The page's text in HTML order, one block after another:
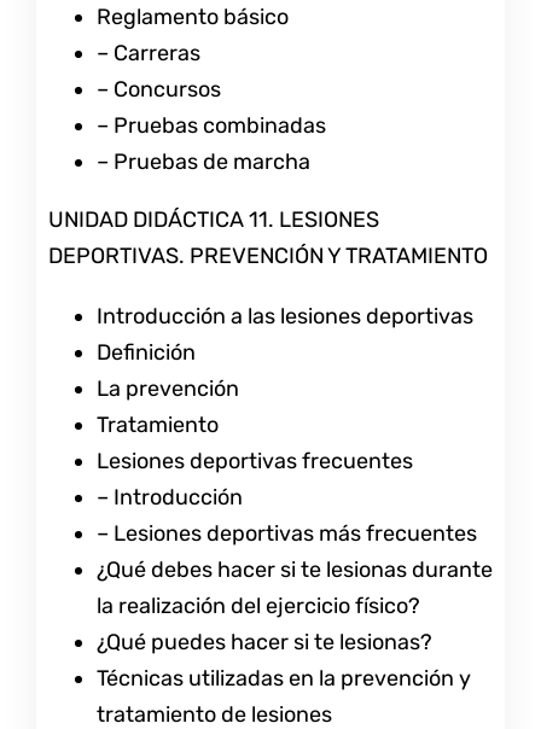
Reglamento básico
– Carreras
– Concursos
– Pruebas combinadas
– Pruebas de marcha
UNIDAD DIDÁCTICA 11. LESIONES
DEPORTIVAS. PREVENCIÓN Y TRATAMIENTO
Introducción a las lesiones deportivas
Definición
La prevención
Tratamiento
Lesiones deportivas frecuentes
– Introducción
– Lesiones deportivas más frecuentes
¿Qué debes hacer si te lesionas durante
la realización del ejercicio físico?
¿Qué puedes hacer si te lesionas?
Técnicas utilizadas en la prevención y
tratamiento de lesiones